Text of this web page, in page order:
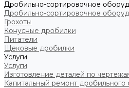
Дробильно-сортировочное
Дробильно-сортировочное
Грохоты
Конусные дробилки
Питатели
Щековые дробилки
Услуги
Услуги
Изготовление деталей по
Капитальный ремонт дробильного